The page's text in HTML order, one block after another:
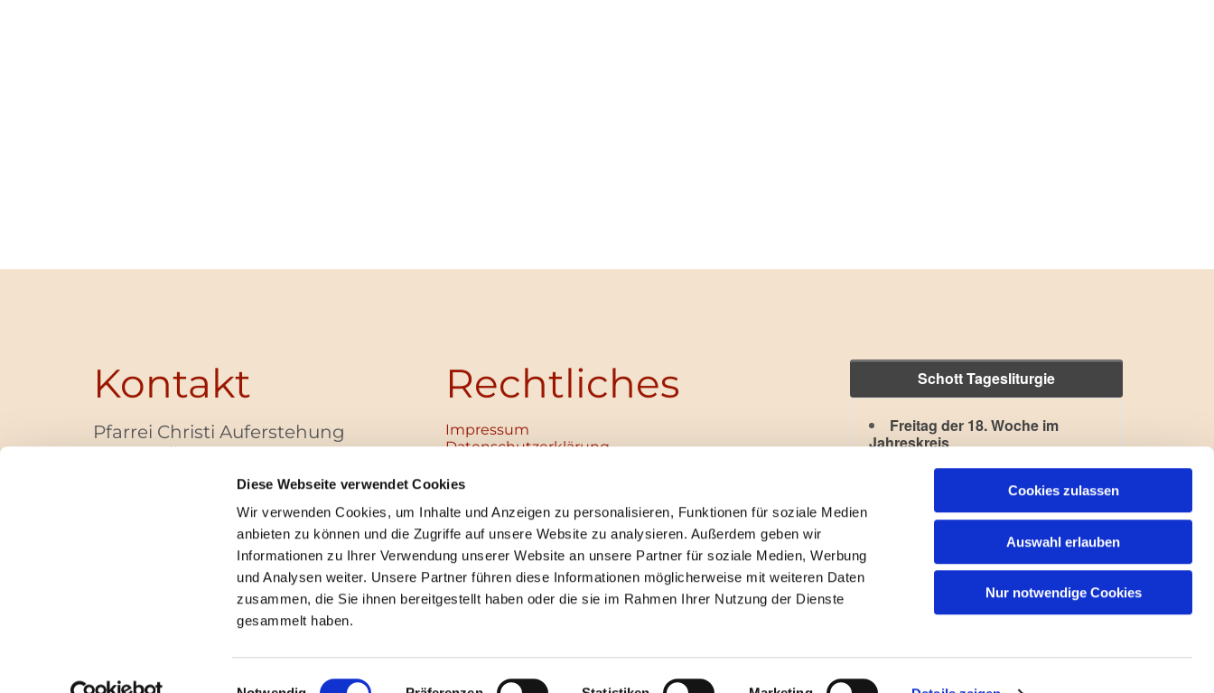
Diese Webseite verwendet Cookies
Wir verwenden Cookies, um Inhalte und Anzeigen zu personalisieren, Funktionen für soziale Medien
anbieten zu können und die Zugriffe auf unsere Website zu analysieren. Außerdem geben wir
Informationen zu Ihrer Verwendung unserer Website an unsere Partner für soziale Medien, Werbung
und Analysen weiter. Unsere Partner führen diese Informationen möglicherweise mit weiteren Daten
zusammen, die Sie ihnen bereitgestellt haben oder die sie im Rahmen Ihrer Nutzung der Dienste
gesammelt haben.
Einwilligungsauswahl
Cookies zulassen
Auswahl erlauben
Nur notwendige Cookies
Kontakt
Pfarrei Christi Auferstehung
Bayernallee 28
+49 (0)30 / 30 00 03 -40
pfarrbuero@christi-auferstehung.net
IBAN DE62 3706 0193 6006 9310 04
Rechtliches
Impressum
Datenschutz­erklärung
Institutionelles Schutzkonzept
Unabhängige Ansprechpersonen
Digitales Hinweisgebersystem
Schott Tagesliturgie
Freitag der 18. Woche im
Jahreskreis
Lesejahr: A II, Stb: II. Woche
Impressum ChurchDesk-Login